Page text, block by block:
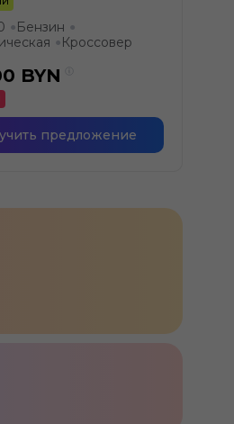
● Бензин ●
● Кроссовер
BYN
предложение